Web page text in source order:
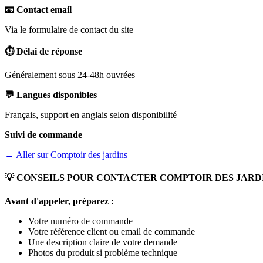
📧 Contact email
Via le formulaire de contact du site
⏱️ Délai de réponse
Généralement sous 24-48h ouvrées
💬 Langues disponibles
Français, support en anglais selon disponibilité
Suivi de commande
→ Aller surComptoir des jardins
💡 CONSEILS POUR CONTACTER COMPTOIR DES
Avant d'appeler, préparez :
Votre numéro de commande
Votre référence client ou email de commande
Une description claire de votre demande
Photos du produit si problème technique